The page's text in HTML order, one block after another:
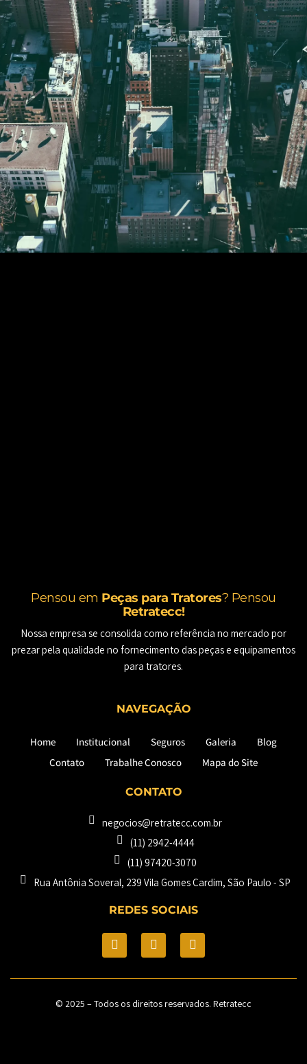
Pensou em Peças para Tratores? Pensou
Retratecc!
Nossa empresa se consolida como referência no mercado por
prezar pela qualidade no fornecimento das peças e equipamentos
para tratores.
NAVEGAÇÃO
Home Institucional Seguros Galeria
Blog
Contato
Trabalhe Conosco Mapa do Site
CONTATO
negocios@retratecc.com.br
(11) 2942-4444
(11) 97420-3070
Rua Antônia Soveral, 239 Vila Gomes Cardim, São Paulo - SP​
REDES SOCIAIS
© 2025 – Todos os direitos reservados. Retratecc